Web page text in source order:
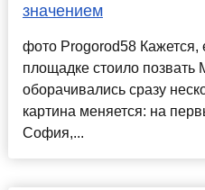
значением
фото Progorod58 Кажется,
площадке стоило
оборачивались сразу
картина меняется: на
София,...